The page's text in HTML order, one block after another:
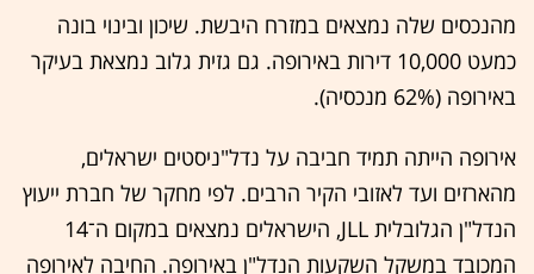
מהנכסים שלה נמצאים במזרח היבשת. שיכון ובינוי בונה
כמעט 10,000 דירות באירופה. גם גזית גלוב נמצאת בעיקר
באירופה (62% מנכסיה).
אירופה הייתה תמיד חביבה על נדל"ניסטים ישראלים,
מהארזים ועד לאזובי הקיר הרבים. לפי מחקר של חברת ייעוץ
הנדל"ן הגלובלית JLL, הישראלים נמצאים במקום ה־14
המכובד במשקל השקעות הנדל"ן באירופה. החיבה לאירופה